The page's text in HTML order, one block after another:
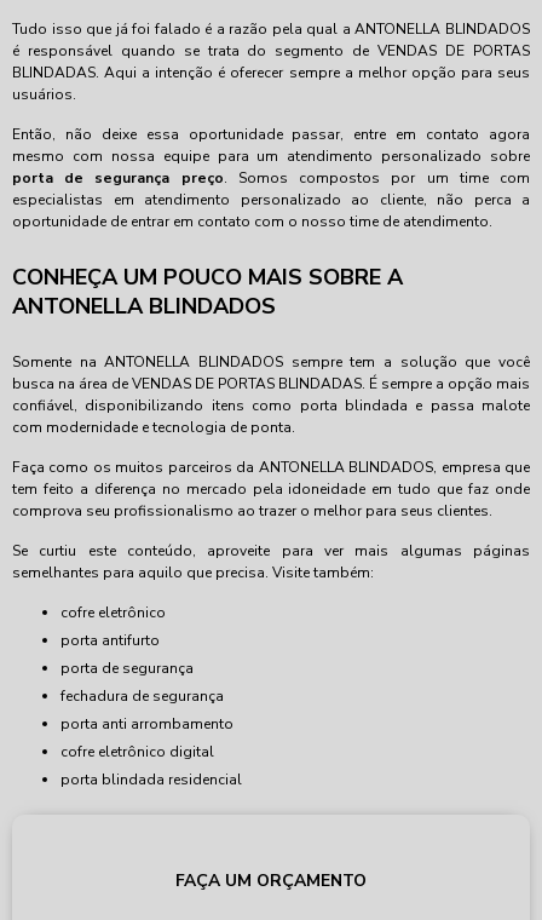
Tudo isso que já foi falado é a razão pela qual a ANTONELLA BLINDADOS
é responsável quando se trata do segmento de VENDAS DE PORTAS
BLINDADAS. Aqui a intenção é oferecer sempre a melhor opção para seus
usuários.
Então, não deixe essa oportunidade passar, entre em contato agora
mesmo com nossa equipe para um atendimento personalizado sobre
porta de segurança preço. Somos compostos por um time com
especialistas em atendimento personalizado ao cliente, não perca a
oportunidade de entrar em contato com o nosso time de atendimento.
CONHEÇA UM POUCO MAIS SOBRE A
ANTONELLA BLINDADOS
Somente na ANTONELLA BLINDADOS sempre tem a solução que você
busca na área de VENDAS DE PORTAS BLINDADAS. É sempre a opção mais
confiável, disponibilizando itens como porta blindada e passa malote
com modernidade e tecnologia de ponta.
Faça como os muitos parceiros da ANTONELLA BLINDADOS, empresa que
tem feito a diferença no mercado pela idoneidade em tudo que faz onde
comprova seu profissionalismo ao trazer o melhor para seus clientes.
Se curtiu este conteúdo, aproveite para ver mais algumas páginas
semelhantes para aquilo que precisa. Visite também:
cofre eletrônico
porta antifurto
porta de segurança
fechadura de segurança
porta anti arrombamento
cofre eletrônico digital
porta blindada residencial
FAÇA UM ORÇAMENTO